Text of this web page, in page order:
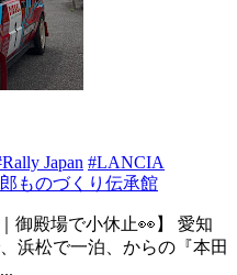
Japan #LANCIA
ものづくり伝承館
｜御殿場で小休止👀】 愛知
浜松で一泊、からの『本田